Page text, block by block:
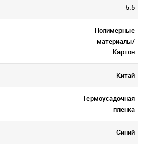
5.5
Полимерные
материалы/
Картон
Китай
Термоусадочная
пленка
Синий